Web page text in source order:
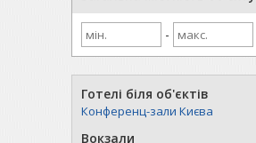
-
Готелі біля об'єктів
Конференц-зали Києва
Вокзали